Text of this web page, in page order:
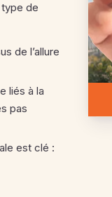
de
de l’allure
liés à la
pas
est clé :